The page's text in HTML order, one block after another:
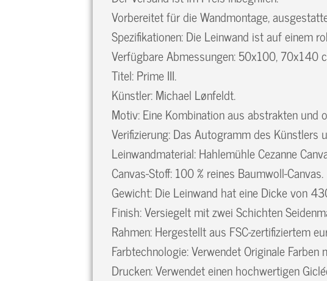
Vorbereitet für die Wandmontage,
Spezifikationen: Die Leinwand ist auf einem
Verfügbare Abmessungen: 50x100, 70x140
Titel: Prime III.
Künstler: Michael Lønfeldt.
Motiv: Eine Kombination aus abstrakten und
Verifizierung: Das Autogramm des
Leinwandmaterial: Hahlemühle Cezanne
Canvas-Stoff: 100 % reines Baumwoll-Canvas.
Gewicht: Die Leinwand hat eine Dicke von
Finish: Versiegelt mit zwei Schichten
Rahmen: Hergestellt aus FSC-zertifiziertem
Farbtechnologie: Verwendet Originale
Drucken: Verwendet einen hochwertigen